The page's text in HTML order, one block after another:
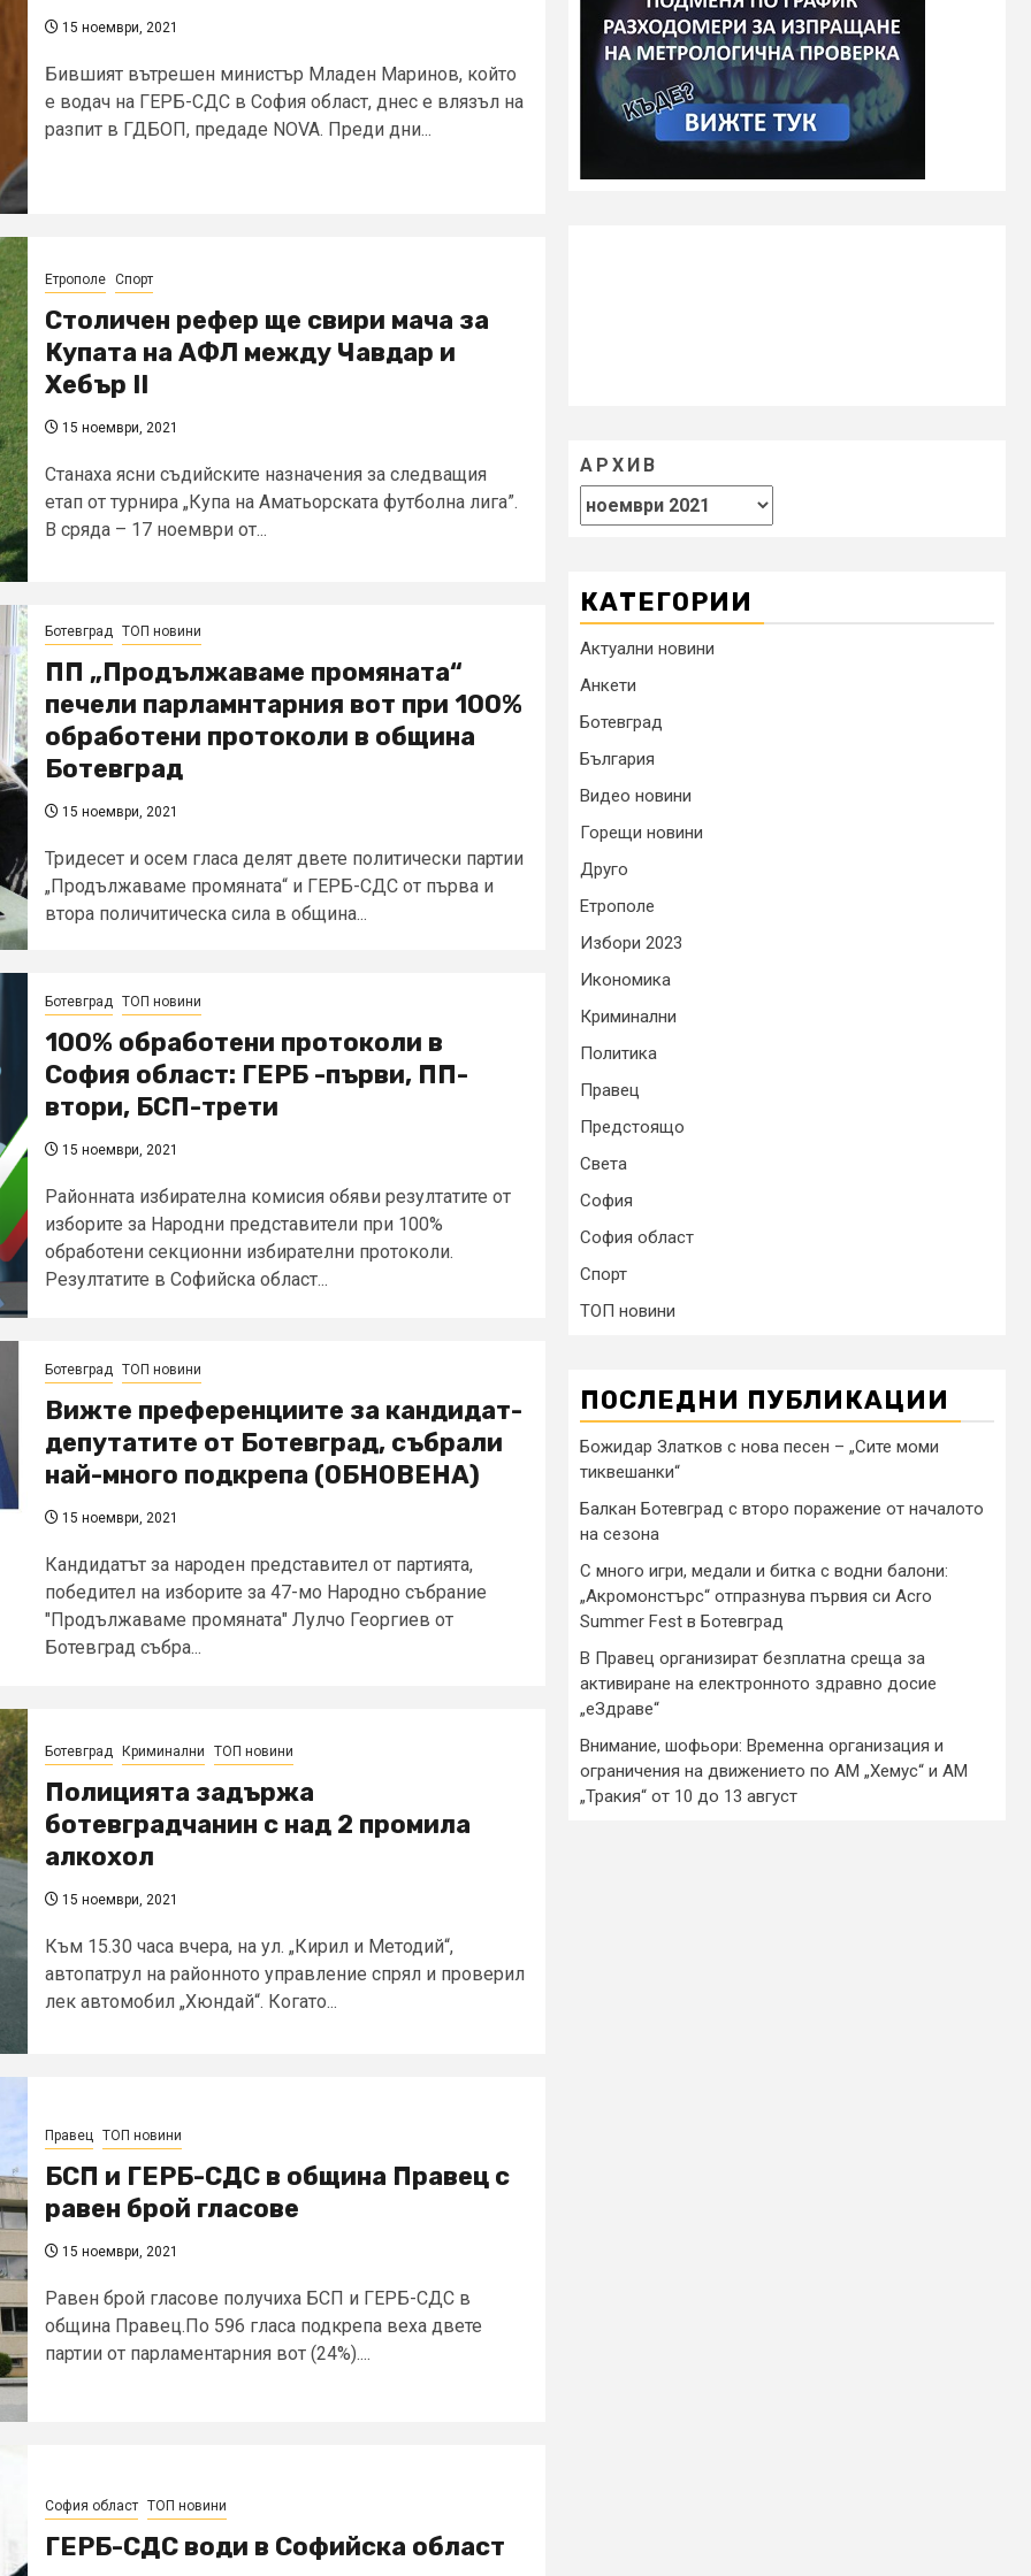
15 ноември, 2021
Бившият вътрешен министър Младен Маринов, който
е водач на ГЕРБ-СДС в София област, днес е влязъл на
разпит в ГДБОП, предаде NOVA. Преди дни...
Етрополе Спорт
Столичен рефер ще свири мача за
Купата на АФЛ между Чавдар и
Хебър II
15 ноември, 2021
Станаха ясни съдийските назначения за следващия
етап от турнира „Купа на Аматьорската футболна лига”.
В сряда – 17 ноември от...
Ботевград ТОП новини
ПП „Продължаваме промяната“
печели парламнтарния вот при 100%
обработени протоколи в община
Ботевград
15 ноември, 2021
Тридесет и осем гласа делят двете политически партии
„Продължаваме промяната“ и ГЕРБ-СДС от първа и
втора поличитическа сила в община...
Ботевград ТОП новини
100% обработени протоколи в
София област: ГЕРБ -първи, ПП-
втори, БСП-трети
15 ноември, 2021
Районната избирателна комисия обяви резултатите от
изборите за Народни представители при 100%
обработени секционни избирателни протоколи.
Резултатите в Софийска област...
Ботевград ТОП новини
Вижте преференциите за кандидат-
депутатите от Ботевград, събрали
най-много подкрепа (ОБНОВЕНА)
15 ноември, 2021
Кандидатът за народен представител от партията,
победител на изборите за 47-мо Народно събрание
"Продължаваме промяната" Лулчо Георгиев от
Ботевград събра...
Ботевград Криминални ТОП новини
Полицията задържа
ботевградчанин с над 2 промила
алкохол
15 ноември, 2021
Към 15.30 часа вчера, на ул. „Кирил и Методий“,
автопатрул на районното управление спрял и проверил
лек автомобил „Хюндай“. Когато...
Правец ТОП новини
БСП и ГЕРБ-СДС в община Правец с
равен брой гласове
15 ноември, 2021
Равен брой гласове получиха БСП и ГЕРБ-СДС в
община Правец.По 596 гласа подкрепа веха двете
партии от парламентарния вот (24%)....
София област ТОП новини
ГЕРБ-СДС води в Софийска област
АРХИВ
КАТЕГОРИИ
Актуални новини
Анкети
Ботевград
България
Видео новини
Горещи новини
Друго
Етрополе
Избори 2023
Икономика
Криминални
Политика
Правец
Предстоящо
Света
София
София област
Спорт
ТОП новини
ПОСЛЕДНИ ПУБЛИКАЦИИ
Божидар Златков с нова песен – „Сите моми
тиквешанки“
Балкан Ботевград с второ поражение от началото
на сезона
С много игри, медали и битка с водни балони:
„Акромонстърс“ отпразнува първия си Acro
Summer Fest в Ботевград
В Правец организират безплатна среща за
активиране на електронното здравно досие
„еЗдраве“
Внимание, шофьори: Временна организация и
ограничения на движението по АМ „Хемус“ и АМ
„Тракия“ от 10 до 13 август